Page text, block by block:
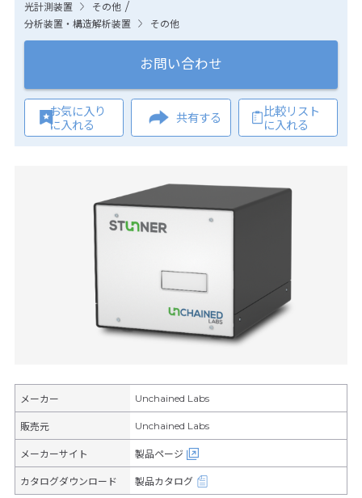
光計測装置 その他 /
分析装置・構造解析装置 その他
お問い合わせ
お気に入り
に入れる
共有する
比較リスト
に入れる
メーカー Unchained Labs
販売元 Unchained Labs
メーカーサイト 製品ページ
カタログダウンロード 製品カタログ